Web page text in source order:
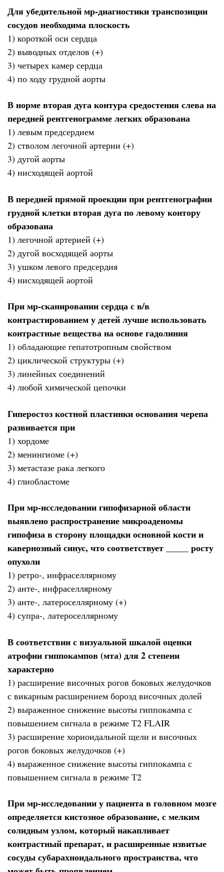
Для убедительной мр-диагностики транспозиции
сосудов необходима плоскость
1) короткой оси сердца
2) выводных отделов (+)
3) четырех камер сердца
4) по ходу грудной аорты
В норме вторая дуга контура средостения слева на
передней рентгенограмме легких образована
1) левым предсердием
2) стволом легочной артерии (+)
3) дугой аорты
4) нисходящей аортой
В передней прямой проекции при рентгенографии
грудной клетки вторая дуга по левому контору
образована
1) легочной артерией (+)
2) дугой восходящей аорты
3) ушком левого предсердия
4) нисходящей аортой
При мр-сканировании сердца с в/в
контрастированием у детей лучше использовать
контрастные вещества на основе гадолиния
1) обладающие гепатотропным свойством
2) циклической структуры (+)
3) линейных соединений
4) любой химической цепочки
Гиперостоз костной пластинки основания черепа
развивается при
1) хордоме
2) менингиоме (+)
3) метастазе рака легкого
4) глиобластоме
При мр-исследовании гипофизарной области
выявлено распространение микроаденомы
гипофиза в сторону площадки основной кости и
кавернозный синус, что соответствует _____ росту
опухоли
1) ретро-, инфраселлярному
2) анте-, инфраселлярному
3) анте-, латероселлярному (+)
4) супра-, латероселлярному
В соответствии с визуальной шкалой оценки
атрофии гиппокампов (мта) для 2 степени
характерно
1) расширение височных рогов боковых желудочков
с викарным расширением борозд височных долей
2) выраженное снижение высоты гиппокампа с
повышением сигнала в режиме Т2 FLAIR
3) расширение хориоидальной щели и височных
рогов боковых желудочков (+)
4) выраженное снижение высоты гиппокампа с
повышением сигнала в режиме Т2
При мр-исследовании у пациента в головном мозге
определяется кистозное образование, с мелким
солидным узлом, который накапливает
контрастный препарат, и расширенные извитые
сосуды субарахноидального пространства, что